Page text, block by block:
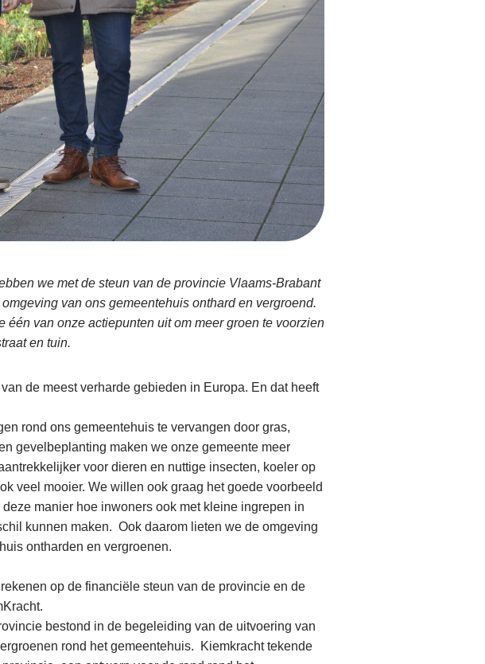
we met de steun van de provincie Vlaams-Brabant
van ons gemeentehuis onthard en vergroend.
één van onze actiepunten uit om meer groen te voorzien
en tuin.
de meest verharde gebieden in Europa. En dat heeft
rond ons gemeentehuis te vervangen door gras,
gevelbeplanting maken we onze gemeente meer
voor dieren en nuttige insecten, koeler op
veel mooier. We willen ook graag het goede voorbeeld
manier hoe inwoners ook met kleine ingrepen in
kunnen maken. Ook daarom lieten we de omgeving
ontharden en vergroenen.
op de financiële steun van de provincie en de
bestond in de begeleiding van de uitvoering van
rond het gemeentehuis. Kiemkracht tekende